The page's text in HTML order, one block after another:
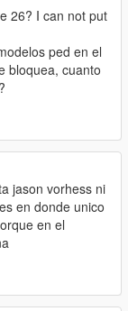
26? I can not put
ped en el
bloquea, cuanto
jason vorhess ni
en donde unico
en el